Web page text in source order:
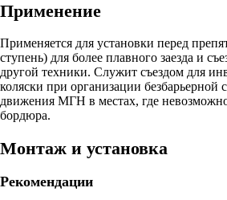
Применение
Применяется для установки перед
ступень) для более плавного заезда и
другой техники. Служит съездом для
коляски при организации безбарьерной
движения МГН в местах, где
бордюра.
Монтаж и установка
Рекомендации